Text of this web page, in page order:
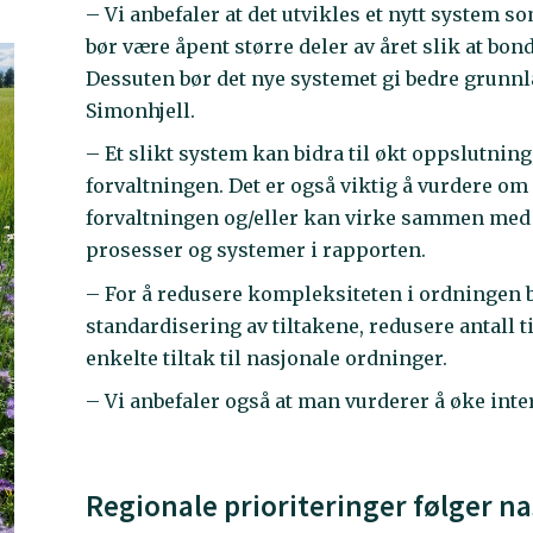
– Vi anbefaler at det utvikles et nytt system
bør være åpent større deler av året slik at
Dessuten bør det nye systemet gi bedre
Simonhjell.
– Et slikt system kan bidra til økt
forvaltningen. Det er også viktig å vurdere
forvaltningen og/eller kan virke sammen
prosesser og systemer i rapporten.
– For å redusere kompleksiteten i ordningen
standardisering av tiltakene, redusere
enkelte tiltak til nasjonale ordninger.
– Vi anbefaler også at man vurderer å øke
Regionale prioriteringer følger